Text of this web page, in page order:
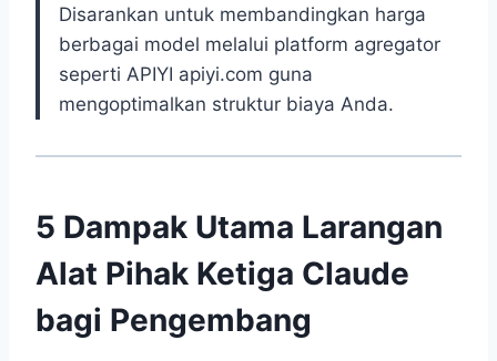
Disarankan untuk membandingkan harga
berbagai model melalui platform agregator
seperti APIYI apiyi.com guna
mengoptimalkan struktur biaya Anda.
5 Dampak Utama Larangan
Alat Pihak Ketiga Claude
bagi Pengembang